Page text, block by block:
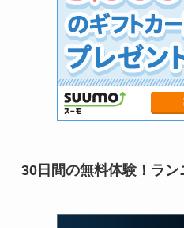
30日間の無料体験！ラン